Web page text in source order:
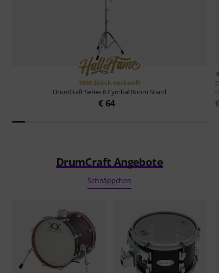
1000 Stück verkauft
DrumCraft Series 6 Cymbal Boom Stand
€ 64
DrumCraft Angebote
Schnäppchen